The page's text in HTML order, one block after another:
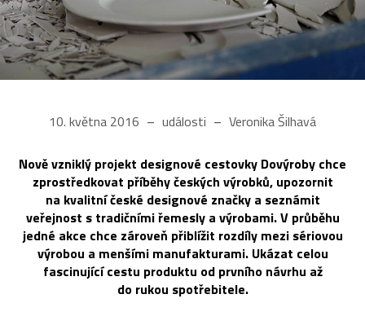
10. května 2016 události Veronika Šilhavá
Nově vzniklý projekt designové cestovky Dovýroby chce
zprostředkovat příběhy českých výrobků, upozornit
na kvalitní české designové značky a seznámit
veřejnost s tradičními řemesly a výrobami. V průběhu
jedné akce chce zároveň přiblížit rozdíly mezi sériovou
výrobou a menšími manufakturami. Ukázat celou
fascinující cestu produktu od prvního návrhu až
do rukou spotřebitele.